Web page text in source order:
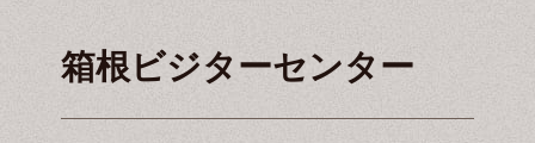
箱根ビジターセンター